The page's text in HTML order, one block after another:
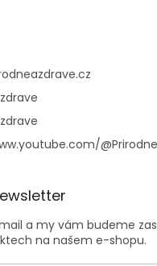
a my vám budeme
na našem e-shopu.